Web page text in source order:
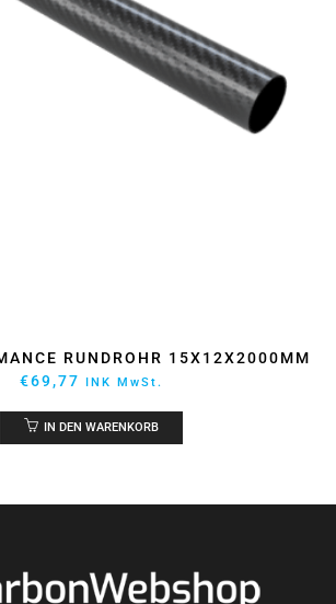
RUNDROHR 15X12X2000MM
€69,77 INK MwSt.
IN DEN WARENKORB